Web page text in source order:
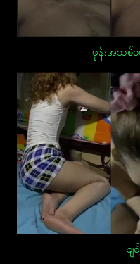
ဖုန်းအသစ်
ခ